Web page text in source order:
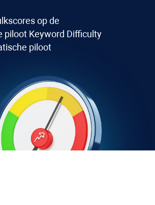
op de
piloot Keyword Difficulty
piloot